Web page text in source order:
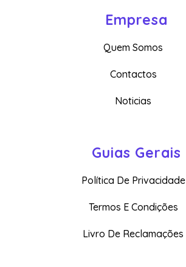
Empresa
Quem Somos
Contactos
Noticias
Guias Gerais
Política De Privacidade
Termos E Condições
Livro De Reclamações